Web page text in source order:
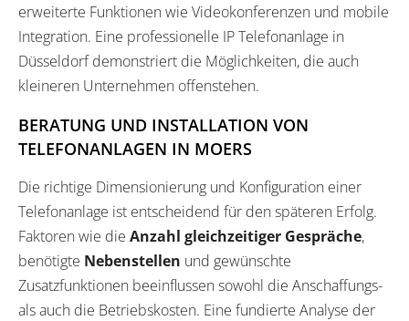
erweiterte Funktionen wie Videokonferenzen und mobile
Integration. Eine professionelle IP Telefonanlage in
Düsseldorf demonstriert die Möglichkeiten, die auch
kleineren Unternehmen offenstehen.
BERATUNG UND INSTALLATION VON
TELEFONANLAGEN IN MOERS
Die richtige Dimensionierung und Konfiguration einer
Telefonanlage ist entscheidend für den späteren Erfolg.
Faktoren wie die Anzahl gleichzeitiger Gespräche,
benötigte Nebenstellen und gewünschte
Zusatzfunktionen beeinflussen sowohl die Anschaffungs-
als auch die Betriebskosten. Eine fundierte Analyse der